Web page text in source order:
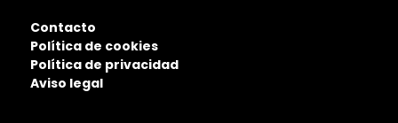
Contacto
Política de cookies
Política de privacidad
Aviso legal